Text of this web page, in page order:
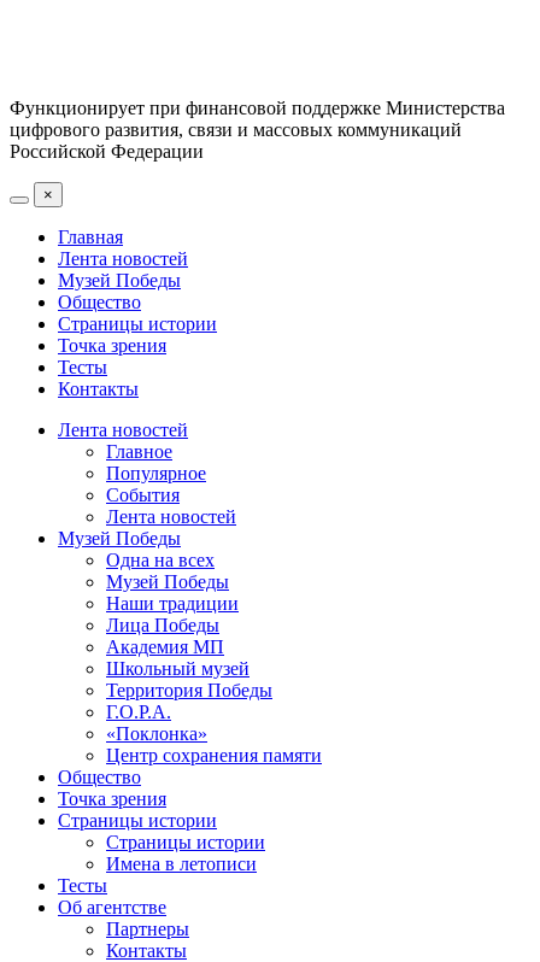
Функционирует при финансовой поддержке Министерства
цифрового развития, связи и массовых коммуникаций
Российской Федерации
×
Главная
Лента новостей
Музей Победы
Общество
Страницы истории
Точка зрения
Тесты
Контакты
Лента новостей
Главное
Популярное
События
Лента новостей
Музей Победы
Одна на всех
Музей Победы
Наши традиции
Лица Победы
Академия МП
Школьный музей
Территория Победы
Г.О.Р.А.
«Поклонка»
Центр сохранения памяти
Общество
Точка зрения
Страницы истории
Страницы истории
Имена в летописи
Тесты
Об агентстве
Партнеры
Контакты